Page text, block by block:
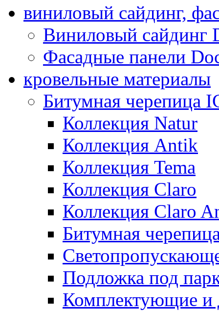
виниловый сайдинг,
Виниловый сайдинг
Фасадные панели
кровельные материалы
Битумная черепица
Коллекция Natur
Коллекция Antik
Коллекция Tema
Коллекция Claro
Коллекция Claro
Битумная
Подложка под
Комплектующие и